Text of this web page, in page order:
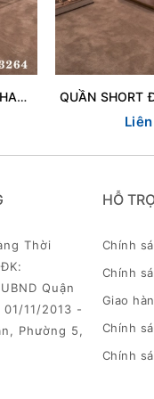
QUẦN SHORT TRẮNG CHANEL 103264
Thời
Quận
11/2013 -
Phường 5,
HỖ
Chính
Chính
Giao
Chính
Chính